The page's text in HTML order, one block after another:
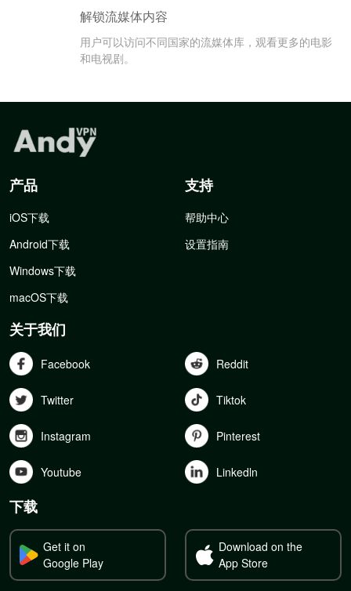
解锁流媒体内容
用户可以访问不同国家的流媒体库，观看更多的电影
和电视剧。
产品
iOS下载
Android下载
Windows下载
macOS下载
支持
帮助中心
设置指南
关于我们
Facebook Reddit
Twitter Tiktok
Instagram Pinterest
Youtube Linkedln
下载
Get it on
Google Play
Download on the
App Store